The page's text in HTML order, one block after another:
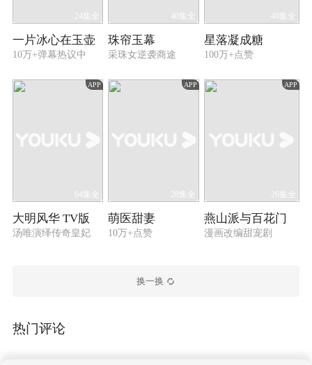
24集全
一片冰心在玉壶
10万+弹幕热议中
40集全
珠帘玉幕
采珠女逆袭商途
40集全
星落凝成糖
100万+点赞
APP
64集全
大明风华 TV版
汤唯演绎传奇皇妃
APP
28集全
萌医甜妻
10万+点赞
APP
26集全
燕山派与百花门
漫画改编甜宠剧
换一换
热门评论